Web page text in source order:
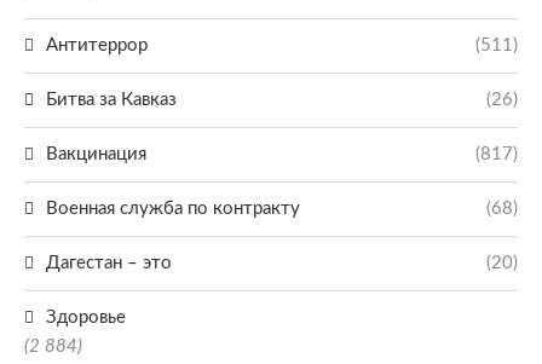
Антитеррор (511)
Битва за Кавказ (26)
Вакцинация (817)
Военная служба по контракту (68)
Дагестан – это (20)
Здоровье
(2 884)